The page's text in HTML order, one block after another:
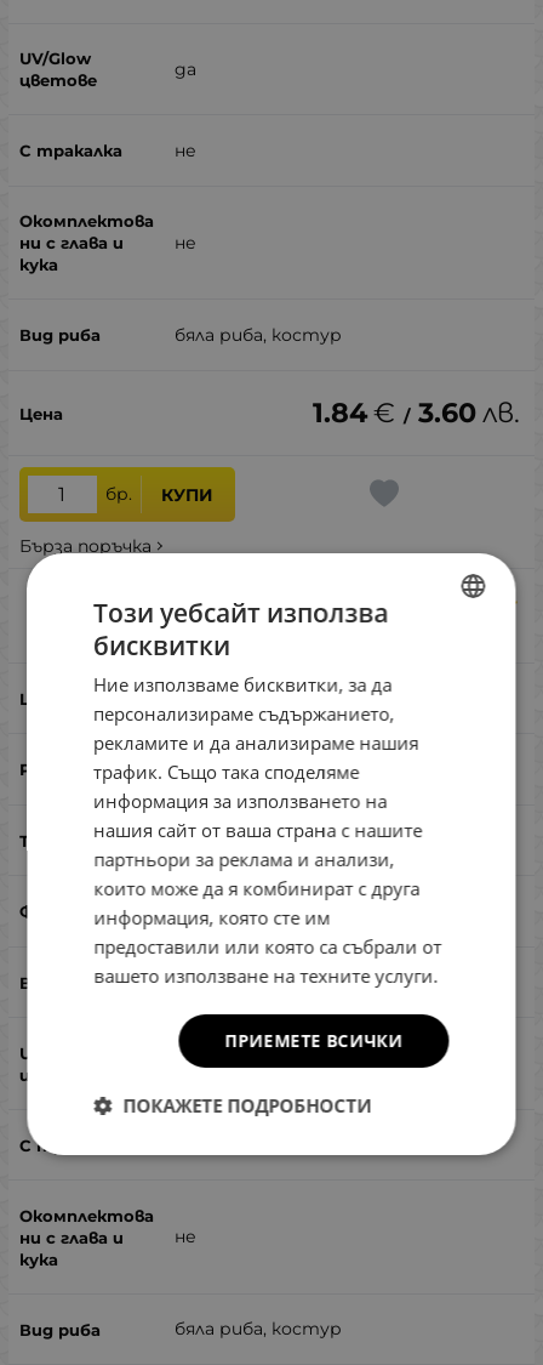
да
не
не
бяла риба, костур
1.84€ / 3.60лв.
бр. КУПИ
Бърза поръчка
SG LB 4D Herring Shad 9cm 5g Firetiger
Сравни
Firetiger
90
5
шад
да
да
не
бяла риба, костур
Този уебсайт използва
бисквитки
Ние използваме бисквитки, за да
персонализираме съдържанието,
рекламите и да анализираме нашия
трафик. Също така споделяме
информация за използването на
нашия сайт от ваша страна с нашите
партньори за реклама и анализи,
които може да я комбинират с друга
информация, която сте им
предоставили или която са събрали от
вашето използване на техните услуги.
ПРИЕМЕТЕ ВСИЧКИ
ПОКАЖЕТЕ ПОДРОБНОСТИ